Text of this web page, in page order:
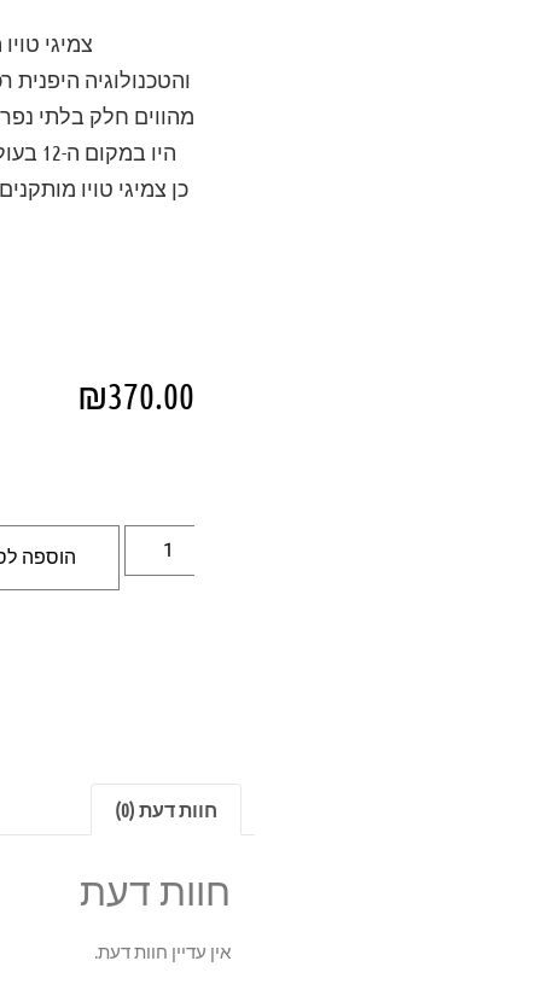
צמיגי
והטכנולוגיה
מהווים חלק בלתי
היו
₪370.00
הוספה
חוות דעת (0)
חוות דעת
אין עדיין חוות דעת.